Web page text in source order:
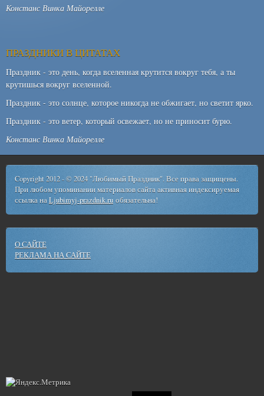
Констанс Винка Майорелле
ПРАЗДНИКИ В ЦИТАТАХ
Праздник - это день, когда вселенная крутится вокруг тебя, а ты
крутишься вокруг вселенной.
Праздник - это солнце, которое никогда не обжигает, но светит ярко.
Праздник - это ветер, который освежает, но не приносит бурю.
Констанс Винка Майорелле
Copyright 2012 - © 2024 "Любимый Праздник". Все права защищены.
При любом упоминании материалов сайта активная индексируемая
ссылка наLjubimyj-prazdnik.ru обязательна!
О САЙТЕ
РЕКЛАМА НА САЙТЕ